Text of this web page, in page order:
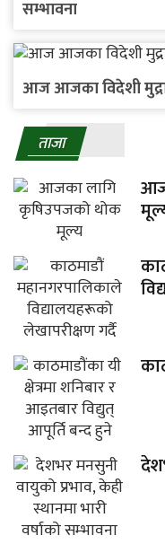
सम्भावना
आज आजका विदेशी
ताजा